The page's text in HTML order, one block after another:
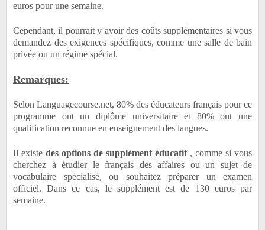
euros pour une semaine.
Cependant, il pourrait y avoir des coûts supplémentaires si vous
demandez des exigences spécifiques, comme une salle de bain
privée ou un régime spécial.
Remarques:
Selon Languagecourse.net, 80% des éducateurs français pour ce
programme ont un diplôme universitaire et 80% ont une
qualification reconnue en enseignement des langues.
Il existe des options de supplément éducatif, comme si vous
cherchez à étudier le français des affaires ou un sujet de
vocabulaire spécialisé, ou souhaitez préparer un examen
officiel.Dans ce cas, le supplément est de 130 euros par
semaine.